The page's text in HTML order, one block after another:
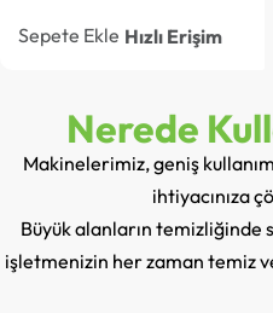
Sepete Ekle Hızlı Erişim
Nerede
Makinelerimiz, geniş
ihtiyacınıza
Büyük alanların temizliğinde
işletmenizin her zaman temiz